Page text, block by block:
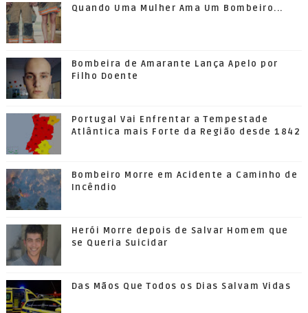
Quando Uma Mulher Ama Um Bombeiro...
Bombeira de Amarante Lança Apelo por
Filho Doente
Portugal Vai Enfrentar a Tempestade
Atlântica mais Forte da Região desde 1842
Bombeiro Morre em Acidente a Caminho de
Incêndio
Herói Morre depois de Salvar Homem que
se Queria Suicidar
Das Mãos Que Todos os Dias Salvam Vidas